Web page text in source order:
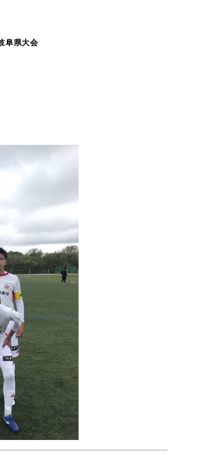
阜県大会